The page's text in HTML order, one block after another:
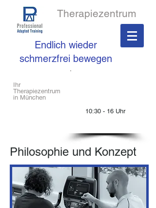
Therapiezentrum
Endlich wieder
schmerzfrei bewegen
Ihr
Therapiezentrum
in München
10:30 - 16 Uhr
Philosophie und Konzept